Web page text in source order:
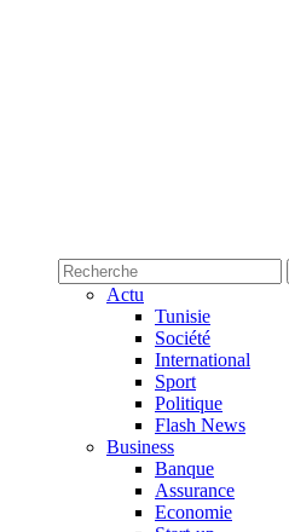
Actu
Tunisie
Société
International
Sport
Politique
Flash News
Business
Banque
Assurance
Economie